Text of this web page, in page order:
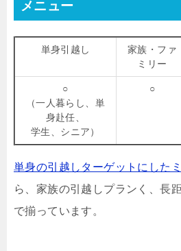
メニュー
単身引越し
家族・ファ
ミリー
○
（一人暮らし、単
身赴任、
学生、シニア）
○
単身の引越しターゲットにした
ら、家族の引越しプランく、長
で揃っています。